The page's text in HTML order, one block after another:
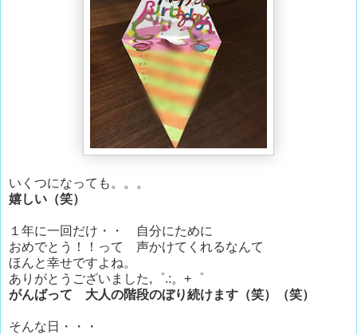
いくつになっても。。。
嬉しい（笑）
１年に一回だけ・・ 自分にために
おめでとう！！って 声かけてくれるなんて
ほんと幸せですよね。
ありがとうございました,゜.:。+゜
がんばって 大人の階段のぼり続けます（笑）（笑）
そんな日・・・